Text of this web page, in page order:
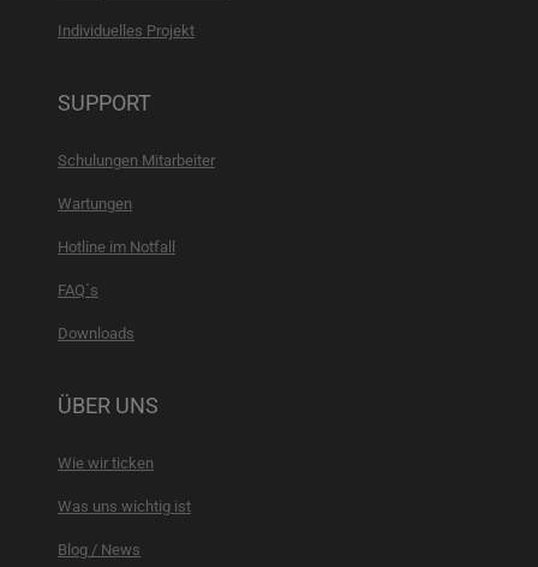
Individuelles Projekt
SUPPORT
Schulungen Mitarbeiter
Wartungen
Hotline im Notfall
FAQ´s
Downloads
ÜBER UNS
Wie wir ticken
Was uns wichtig ist
Blog / News